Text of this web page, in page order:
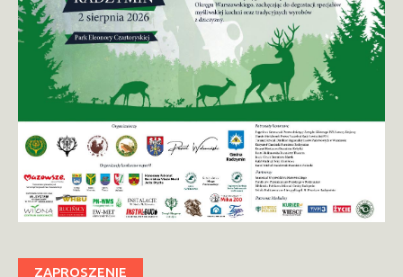
ZAPROSZENIE